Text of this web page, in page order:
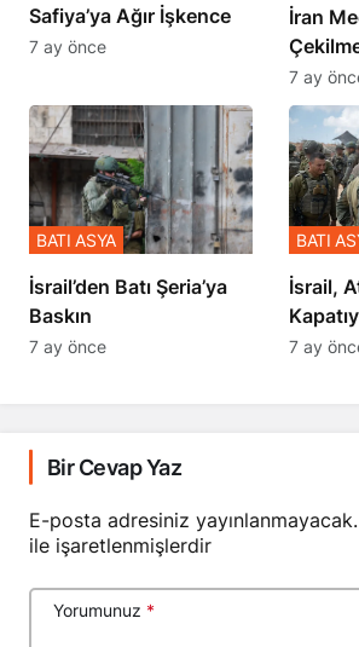
Safiya’ya Ağır İşkence
7 ay önce
İran
7 ay
​​​​​​​İsrail’den Batı Şeria’ya
Baskın
BATI ASYA
7 ay önce
İsrail,
BATI
7 ay
Bir Cevap Yaz
E-posta adresiniz yayınlanmayacak.
ile işaretlenmişlerdir
Yorumunuz *